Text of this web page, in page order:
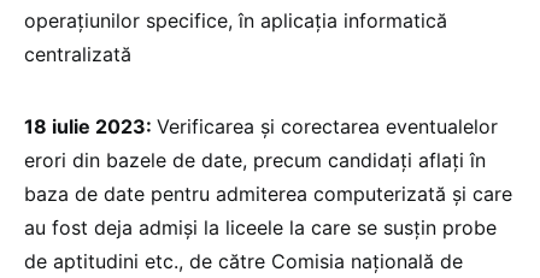
operațiunilor specifice, în aplicația informatică
centralizată
18 iulie 2023: Verificarea și corectarea eventualelor
erori din bazele de date, precum candidați aflați în
baza de date pentru admiterea computerizată și care
au fost deja admiși la liceele la care se susțin probe
de aptitudini etc., de către Comisia națională de